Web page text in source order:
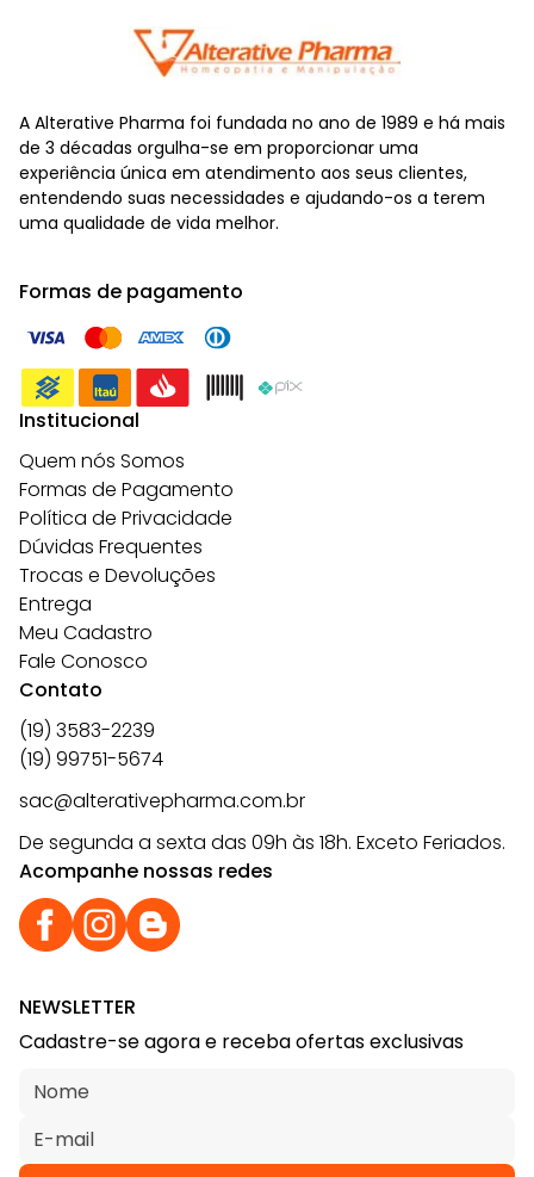
A Alterative Pharma foi fundada no ano de 1989 e há mais
de 3 décadas orgulha-se em proporcionar uma
experiência única em atendimento aos seus clientes,
entendendo suas necessidades e ajudando-os a terem
uma qualidade de vida melhor.
Formas de pagamento
Institucional
Quem nós Somos
Formas de Pagamento
Política de Privacidade
Dúvidas Frequentes
Trocas e Devoluções
Entrega
Meu Cadastro
Fale Conosco
Contato
(19) 3583-2239
(19) 99751-5674
sac@alterativepharma.com.br
De segunda a sexta das 09h às 18h. Exceto Feriados.
Acompanhe nossas redes
NEWSLETTER
Cadastre-se agora e receba ofertas exclusivas